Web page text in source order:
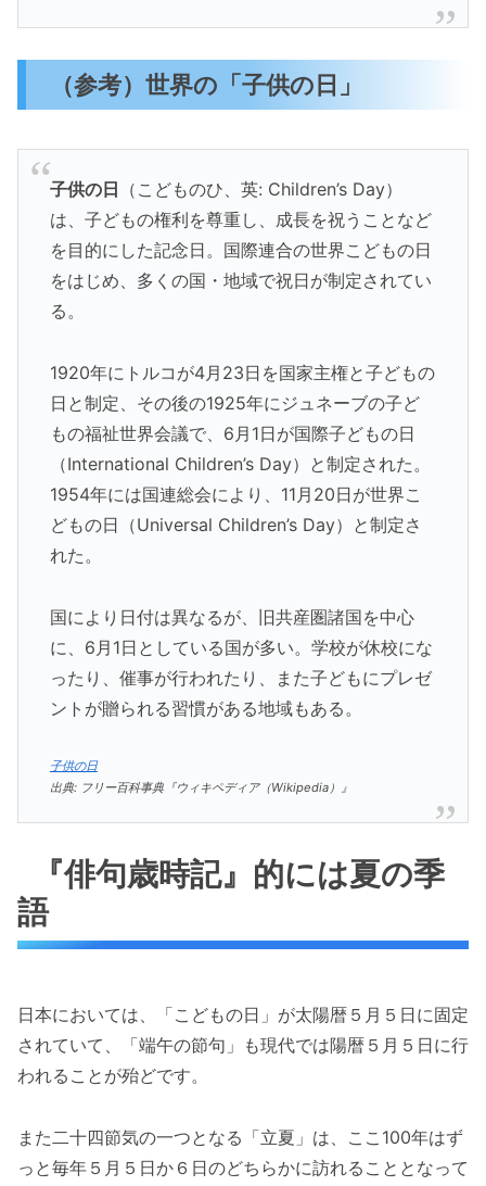
（参考）世界の「子供の日」
子供の日 （こどものひ、英: Children’s Day）
は、子どもの権利を尊重し、成長を祝うことなど
を目的にした記念日。国際連合の世界こどもの日
をはじめ、多くの国・地域で祝日が制定されてい
る。
1920年にトルコが4月23日を国家主権と子どもの
日と制定、その後の1925年にジュネーブの子ど
もの福祉世界会議で、6月1日が国際子どもの日
（International Children’s Day）と制定された。
1954年には国連総会により、11月20日が世界こ
どもの日（Universal Children’s Day）と制定さ
れた。
国により日付は異なるが、旧共産圏諸国を中心
に、6月1日としている国が多い。学校が休校にな
ったり、催事が行われたり、また子どもにプレゼ
ントが贈られる習慣がある地域もある。
子供の日
出典: フリー百科事典『ウィキペディア（Wikipedia）』
『俳句歳時記』的には夏の季
語
日本においては、「こどもの日」が太陽暦５月５日に固定
されていて、「端午の節句」も現代では陽暦５月５日に行
われることが殆どです。
また二十四節気の一つとなる「立夏」は、ここ100年はず
っと毎年５月５日か６日のどちらかに訪れることとなって